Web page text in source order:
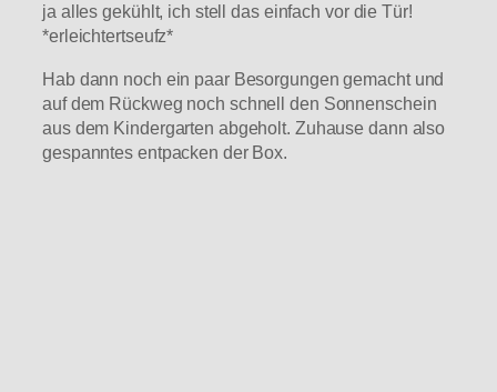
ja alles gekühlt, ich stell das einfach vor die Tür!
*erleichtertseufz*
Hab dann noch ein paar Besorgungen gemacht und
auf dem Rückweg noch schnell den Sonnenschein
aus dem Kindergarten abgeholt. Zuhause dann also
gespanntes entpacken der Box.